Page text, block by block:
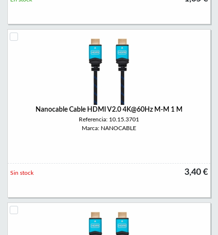
Nanocable Cable HDMI V2.0 4K@60Hz M-M 1 M
Referencia: 10.15.3701
Marca: NANOCABLE
3,40 €
Sin stock